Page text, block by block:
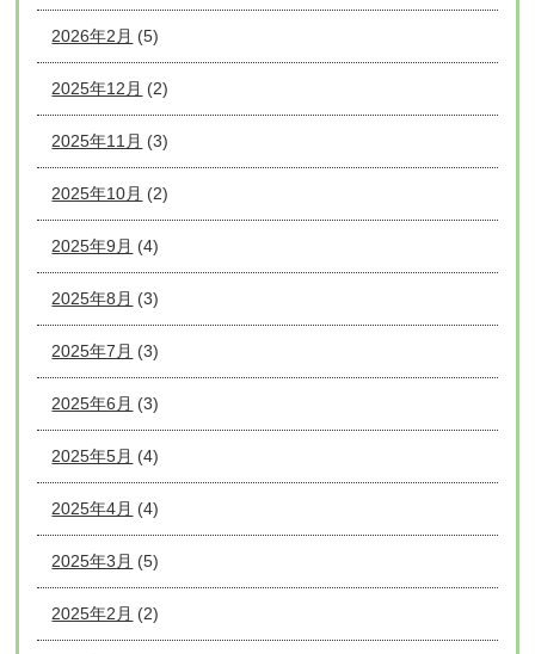
2026年2月 (5)
2025年12月 (2)
2025年11月 (3)
2025年10月 (2)
2025年9月 (4)
2025年8月 (3)
2025年7月 (3)
2025年6月 (3)
2025年5月 (4)
2025年4月 (4)
2025年3月 (5)
2025年2月 (2)